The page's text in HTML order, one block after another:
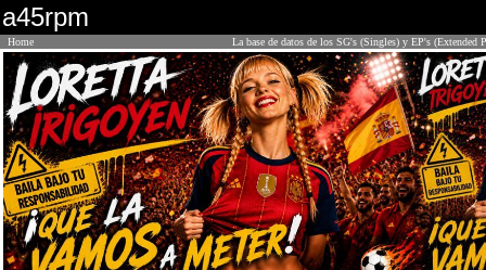
a45rpm
Home La base de datos de los SG's (Singles) y EP's (Extended